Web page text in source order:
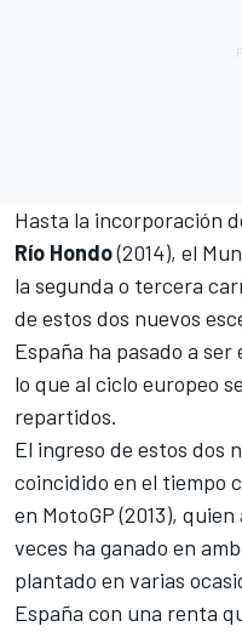
Hasta la incorporación
Río Hondo(2014), el
la segunda o tercera
de estos dos nuevos
España ha pasado a
lo que al ciclo europeo
repartidos.
El ingreso de estos dos
coincidido en el tiempo
en MotoGP(2013),
veces ha ganado en
plantado en varias
España con una renta